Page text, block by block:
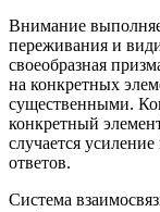
Внимание
переживания и
своеобразная
на конкретных
существенными.
конкретный
случается
ответов.
Система